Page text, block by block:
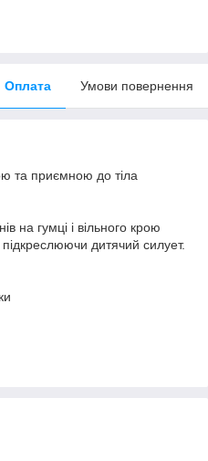
Оплата Умови повернення
та приємною до тіла
на гумці і вільного крою
підкреслюючи дитячий силует.